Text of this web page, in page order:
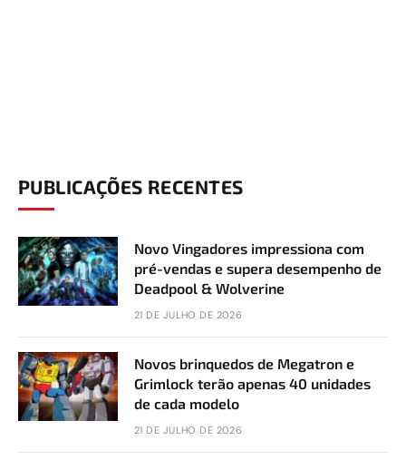
PUBLICAÇÕES RECENTES
Novo Vingadores impressiona com
pré-vendas e supera desempenho de
Deadpool & Wolverine
21 DE JULHO DE 2026
Novos brinquedos de Megatron e
Grimlock terão apenas 40 unidades
de cada modelo
21 DE JULHO DE 2026